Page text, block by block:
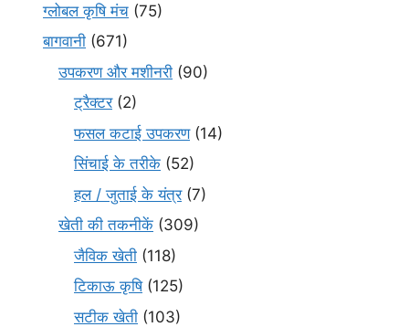
ग्लोबल कृषि मंच (75)
बागवानी (671)
उपकरण और मशीनरी (90)
ट्रैक्टर(2)
फसल कटाई उपकरण(14)
सिंचाई के तरीके (52)
हल / जुताई के यंत्र(7)
खेती की तकनीकें (309)
जैविक खेती (118)
टिकाऊ कृषि(125)
सटीक खेती (103)